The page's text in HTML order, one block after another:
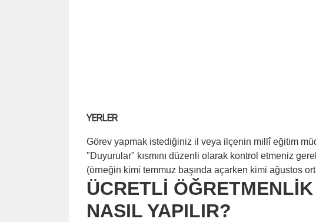
YERLER
Görev yapmak istediğiniz il veya ilçenin millî eğitim
"Duyurular" kısmını düzenli olarak kontrol etmeniz
(örneğin kimi temmuz başında açarken kimi ağustos
ÜCRETLİ
NASIL YAPILIR?